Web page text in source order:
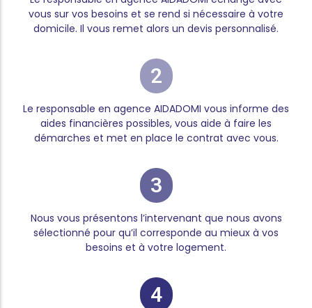
vous sur vos besoins et se rend si nécessaire à votre
domicile. Il vous remet alors un devis personnalisé.
2
Le responsable en agence AIDADOMI vous informe des
aides financières possibles, vous aide à faire les
démarches et met en place le contrat avec vous.
3
Nous vous présentons l’intervenant que nous avons
sélectionné pour qu’il corresponde au mieux à vos
besoins et à votre logement.
4